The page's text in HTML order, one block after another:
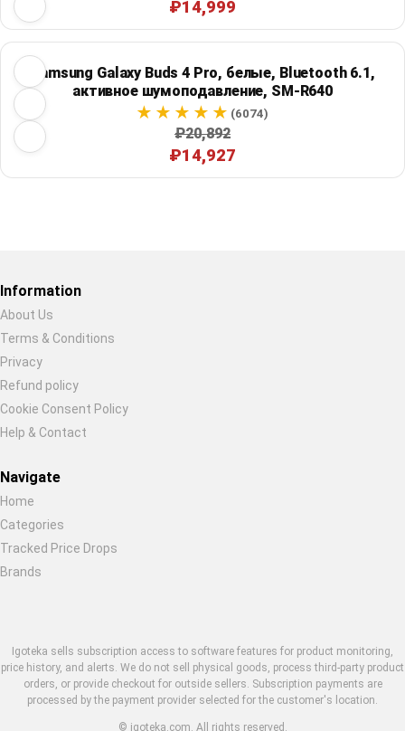
₽14,999
Samsung Galaxy Buds 4 Pro, белые, Bluetooth 6.1,
активное шумоподавление, SM-R640
(6074)
₽20,892
₽14,927
Information
About Us
Terms & Conditions
Privacy
Refund policy
Cookie Consent Policy
Help & Contact
Navigate
Home
Categories
Tracked Price Drops
Brands
Igoteka sells subscription access to software features for product monitoring,
price history, and alerts. We do not sell physical goods, process third-party product
orders, or provide checkout for outside sellers. Subscription payments are
processed by the payment provider selected for the customer's location.
© igoteka.com. All rights reserved.